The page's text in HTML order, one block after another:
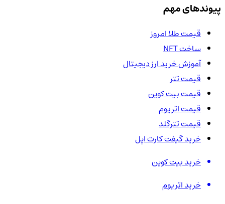
پیوندهای مهم
قیمت طلا امروز
ساخت NFT
آموزش خرید ارز دیجیتال
قیمت تتر
قیمت بیت کوین
قیمت اتریوم
قیمت تترگلد
خرید گیفت کارت اپل
خرید بیت کوین
خرید اتریوم